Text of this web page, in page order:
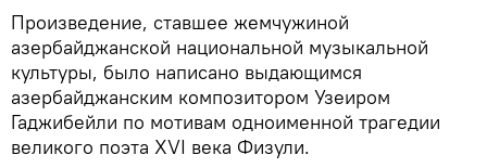
Произведение, ставшее жемчужиной
азербайджанской национальной музыкальной
культуры, было написано выдающимся
азербайджанским композитором Узеиром
Гаджибейли по мотивам одноименной трагедии
великого поэта XVI века Физули.